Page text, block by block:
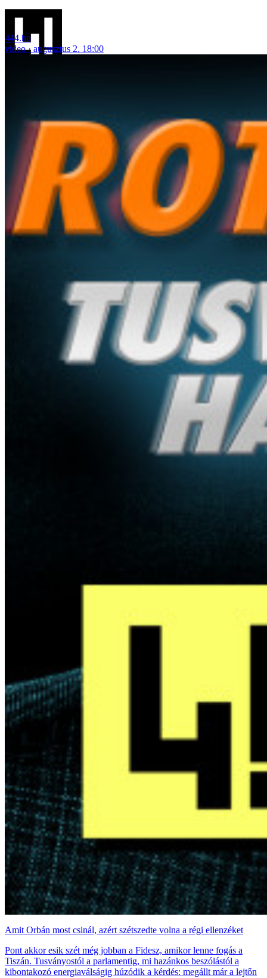
444.hu
video
augusztus 2. 18:00
Amit Orbán most csinál, azért szétszedte volna a régi ellenzéket
Pont akkor esik szét még jobban a Fidesz, amikor lenne fogás a
Tiszán. Tusványostól a parlamentig, mi hazánkos beszólástól a
kibontakozó energiaválságig húzódik a kérdés: megállt már a lejtőn